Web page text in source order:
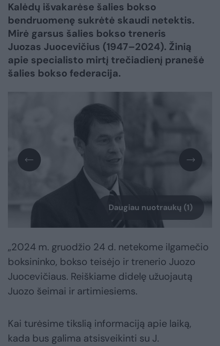
Kalėdų išvakarėse šalies bokso
bendruomenę sukrėtė skaudi netektis.
Mirė garsus šalies bokso treneris
Juozas Juocevičius (1947–2024). Žinią
apie specialisto mirtį trečiadienį pranešė
šalies bokso federacija.
Daugiau nuotraukų (1)
„2024 m. gruodžio 24 d. netekome ilgamečio
boksininko, bokso teisėjo ir trenerio Juozo
Juocevičiaus. Reiškiame didelę užuojautą
Juozo šeimai ir artimiesiems.
Kai turėsime tikslią informaciją apie laiką,
kada bus galima atsisveikinti su J.